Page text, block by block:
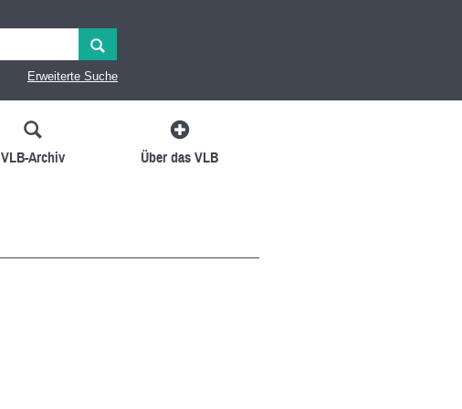
Erweiterte Suche
VLB-Archiv Über das VLB